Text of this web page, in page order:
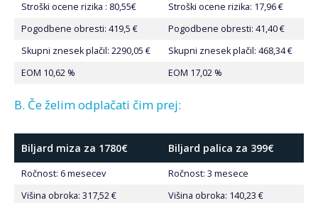
Stroški ocene rizika : 80,55€
Stroški ocene rizika: 17,96 €
Pogodbene obresti: 419,5 €
Pogodbene obresti: 41,40 €
Skupni znesek plačil: 2290,05 €
Skupni znesek plačil: 468,34 €
EOM 10,62 %
EOM 17,02 %
B. Če želim odplačati čim prej:
Biljard miza za 1780€ Biljard palica za 399€
Ročnost: 6 mesecev
Ročnost: 3 mesece
Višina obroka: 317,52 €
Višina obroka: 140,23 €